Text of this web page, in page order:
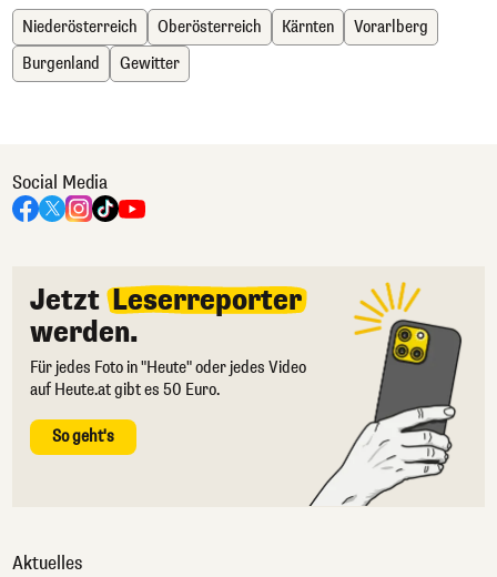
Niederösterreich Oberösterreich Kärnten
Vorarlberg
Burgenland
Gewitter
Social Media
Jetzt Leserreporter
werden.
Für jedes Foto in "Heute" oder jedes Video
auf Heute.at gibt es 50 Euro.
So geht's
Aktuelles